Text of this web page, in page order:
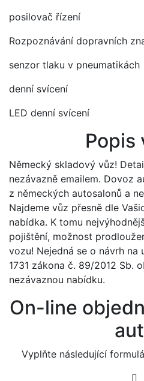
posilovač řízení
Rozpoznávání dopravních
senzor tlaku v pneumatikách
denní svícení
LED denní svícení
Popis
Německý skladový vůz!
nezávazně emailem. Dovoz
z německých autosalonů a
Najdeme vůz přesně dle
nabídka. K tomu
pojištění, možnost
vozu! Nejedná se o návrh na
1731 zákona č. 89/2012 Sb.
nezávaznou nabídku.
On-line
Vyplňte následující